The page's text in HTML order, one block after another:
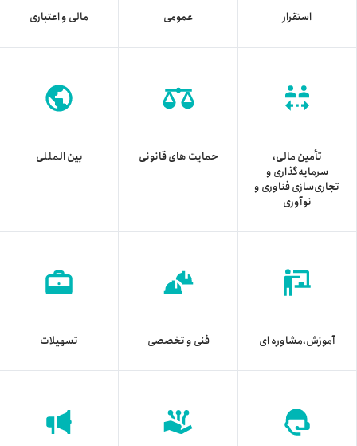
استقرار عمومی مالی و اعتباری
تأمین مالی،
سرمایه‌گذاری و
تجاری‌سازی فناوری و
نوآوری
حمایت های قانونی بین المللی
آموزش،مشاوره ای فنی و تخصصی تسهیلات